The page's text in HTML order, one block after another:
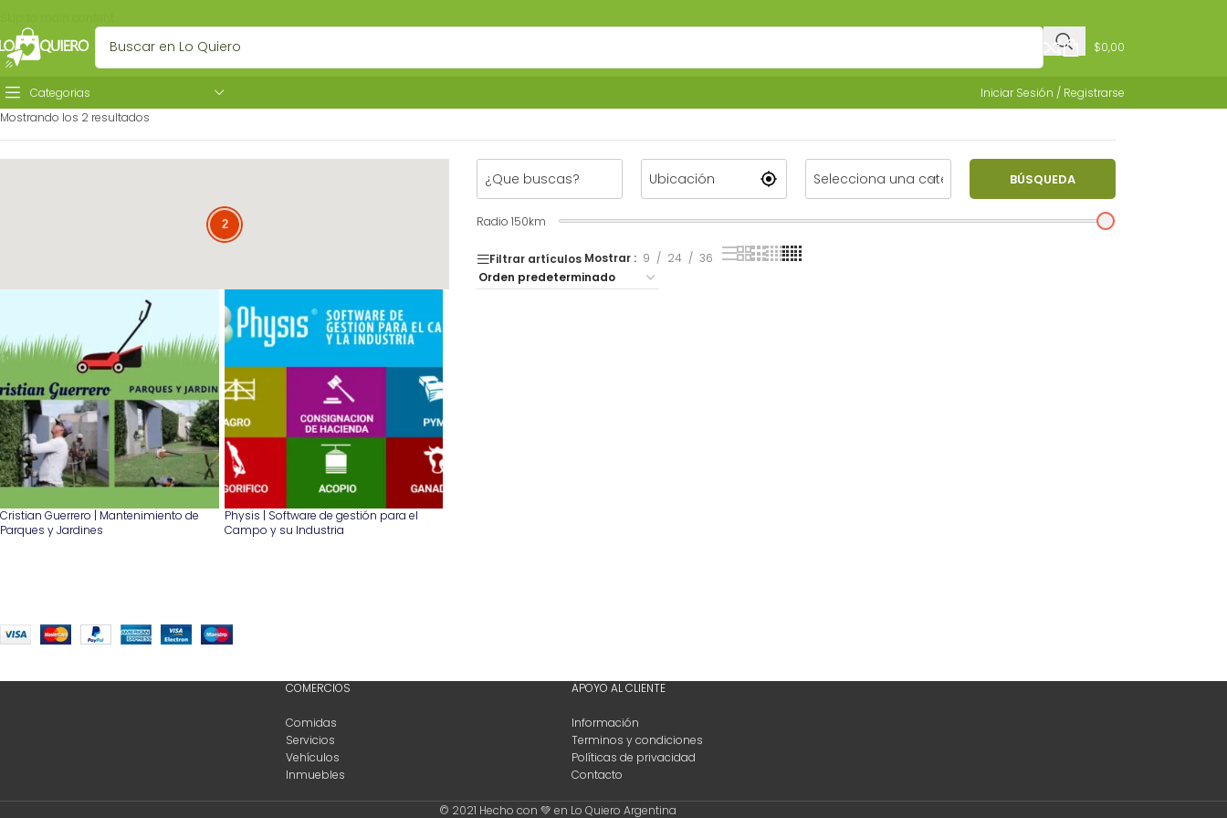
$0,00
Categorias
Iniciar Sesión / Registrarse
Mostrando los 2 resultados
2
BÚSQUEDA
Radio 150km
Filtrar artículos Mostrar 9 24 36
Cristian Guerrero | Mantenimiento de
Parques y Jardines
Physis | Software de gestión para el
Campo y su Industria
COMERCIOS
Comidas
Servicios
Vehículos
Inmuebles
APOYO AL CLIENTE
Información
Terminos y condiciones
Políticas de privacidad
Contacto
© 2021 Hecho con 💚 en Lo Quiero Argentina